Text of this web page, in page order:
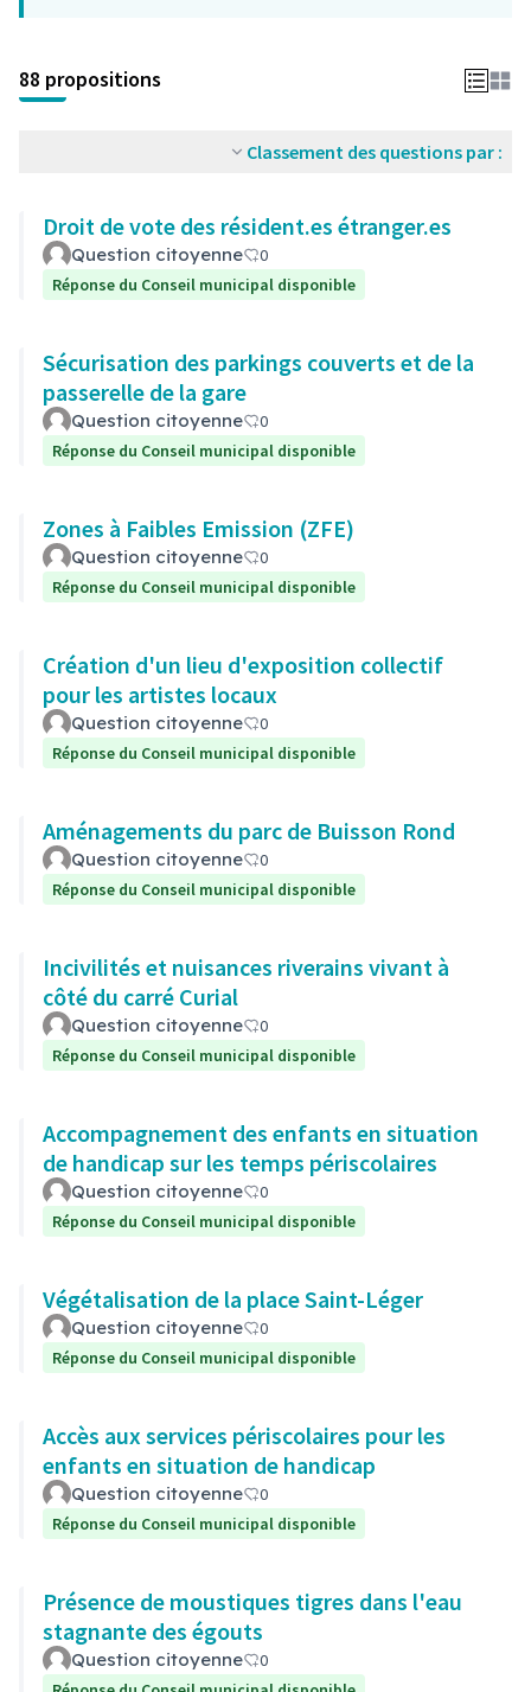
88 propositions
Classement des questions par :
Droit de vote des résident.es étranger.es
Question citoyenne
0
Réponse du Conseil municipal disponible
Sécurisation des parkings couverts et de la
passerelle de la gare
Question citoyenne
0
Réponse du Conseil municipal disponible
Zones à Faibles Emission (ZFE)
Question citoyenne
0
Réponse du Conseil municipal disponible
Création d'un lieu d'exposition collectif
pour les artistes locaux
Question citoyenne
0
Réponse du Conseil municipal disponible
Aménagements du parc de Buisson Rond
Question citoyenne
0
Réponse du Conseil municipal disponible
Incivilités et nuisances riverains vivant à
côté du carré Curial
Question citoyenne
0
Réponse du Conseil municipal disponible
Accompagnement des enfants en situation
de handicap sur les temps périscolaires
Question citoyenne
0
Réponse du Conseil municipal disponible
Végétalisation de la place Saint-Léger
Question citoyenne
0
Réponse du Conseil municipal disponible
Accès aux services périscolaires pour les
enfants en situation de handicap
Question citoyenne
0
Réponse du Conseil municipal disponible
Présence de moustiques tigres dans l'eau
stagnante des égouts
Question citoyenne
0